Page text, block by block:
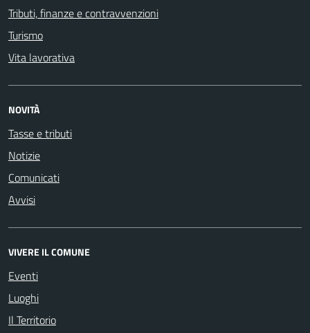
Tributi, finanze e contravvenzioni
Turismo
Vita lavorativa
NOVITÀ
Tasse e tributi
Notizie
Comunicati
Avvisi
VIVERE IL COMUNE
Eventi
Luoghi
Il Territorio